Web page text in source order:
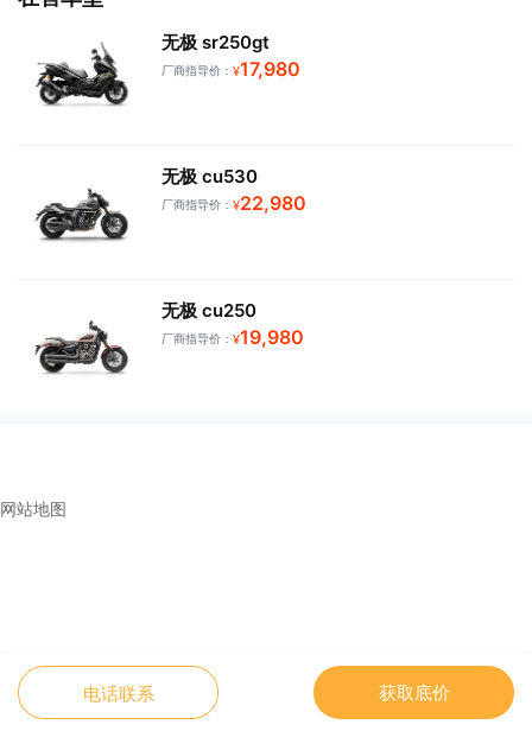
无极 sr250gt
厂商指导价： ¥17,980
无极 cu530
厂商指导价： ¥22,980
无极 cu250
厂商指导价： ¥19,980
电话联系 获取底价
网站地图